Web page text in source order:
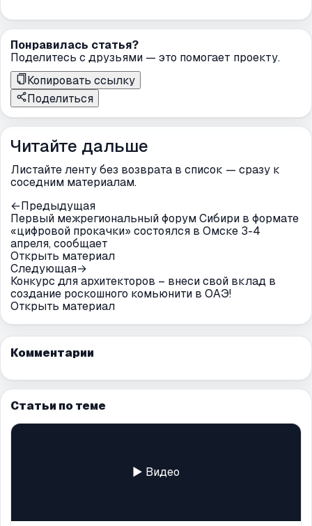
Понравилась статья?
Поделитесь с друзьями — это помогает проекту.
Копировать ссылку
Поделиться
Читайте дальше
Листайте ленту без возврата в список — сразу к
соседним материалам.
←Предыдущая
Первый межрегиональный форум Сибири в формате
«цифровой прокачки» состоялся в Омске 3-4
апреля, сообщает
Открыть материал
Следующая→
Конкурс для архитекторов – внеси свой вклад в
создание роскошного комьюнити в ОАЭ!
Открыть материал
Комментарии
Статьи по теме
▶ Видео